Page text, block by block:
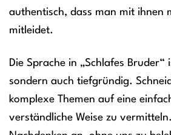
authentisch, dass man mit ihnen
mitleidet.
Die Sprache in „Schlafes
sondern auch tiefgründig.
komplexe Themen auf eine
verständliche Weise zu